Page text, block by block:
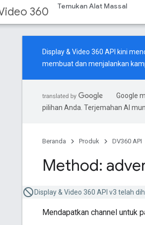
360 Temukan Alat Massal
Display & Video 360 API kini
membuat dan menjalankan
Google
pilihan Anda. Terjemahan AI
Beranda Produk DV360 API
Method:
Display & Video 360 API v3 telah
Mendapatkan channel untuk